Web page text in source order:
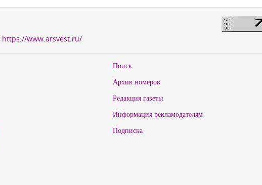
https://www.arsvest.ru/
Поиск
Архив номеров
Редакция газеты
Информация рекламодателям
Подписка